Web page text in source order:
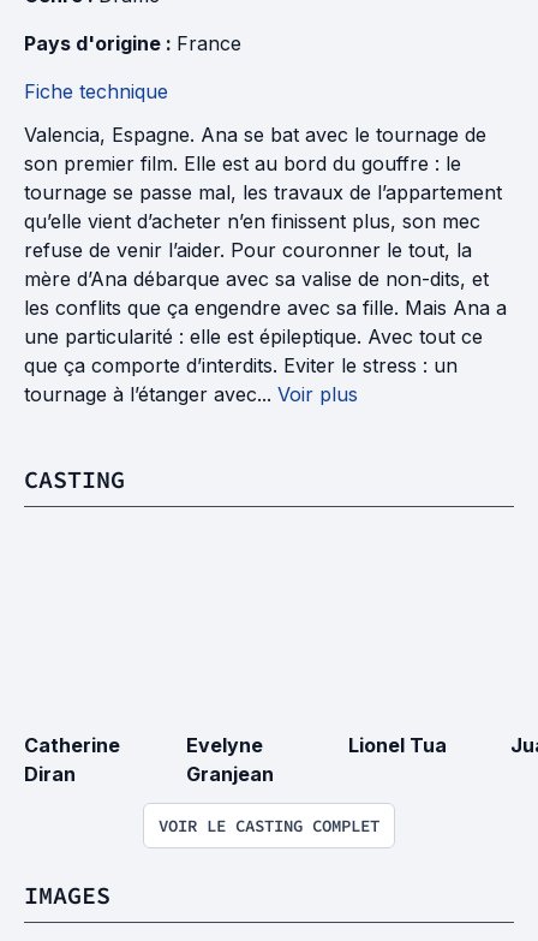
Pays d'origine : France
Fiche technique
Valencia, Espagne. Ana se bat avec le tournage de
son premier film. Elle est au bord du gouffre : le
tournage se passe mal, les travaux de l’appartement
qu’elle vient d’acheter n’en finissent plus, son mec
refuse de venir l’aider. Pour couronner le tout, la
mère d’Ana débarque avec sa valise de non-dits, et
les conflits que ça engendre avec sa fille. Mais Ana a
une particularité : elle est épileptique. Avec tout ce
que ça comporte d’interdits. Eviter le stress : un
tournage à l’étanger avec... Voir plus
CASTING
Catherine
Diran
Evelyne
Granjean
Lionel Tua
VOIR LE CASTING COMPLET
IMAGES